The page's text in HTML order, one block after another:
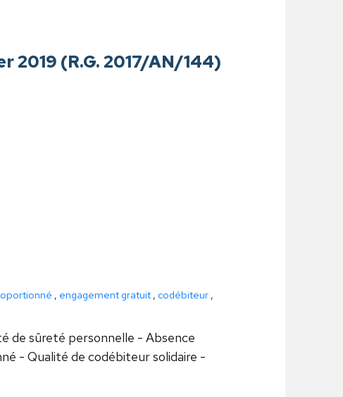
2019 (R.G. 2017/AN/144)
, engagement gratuit, codébiteur,
de sûreté personnelle - Absence
- Qualité de codébiteur solidaire -